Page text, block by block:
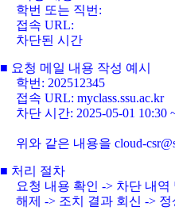
학번 또는 직번:
접속 URL:
차단된 시간
■ 요청 메일 내용 작성 예시
학번: 202512345
접속 URL: myclass.ssu.ac.kr
차단 시간: 2025-05-01 10:30
위와 같은 내용을 cloud-
■ 처리 절차
요청 내용 확인 -> 차단 내
해제 -> 조치 결과 회신 ->